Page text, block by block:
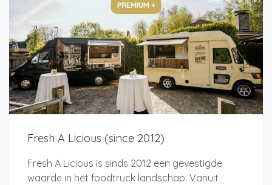
PREMIUM +
Fresh A Licious (since 2012)
Fresh A Licious is sinds 2012 een gevestigde
waarde in het foodtruck landschap. Vanuit